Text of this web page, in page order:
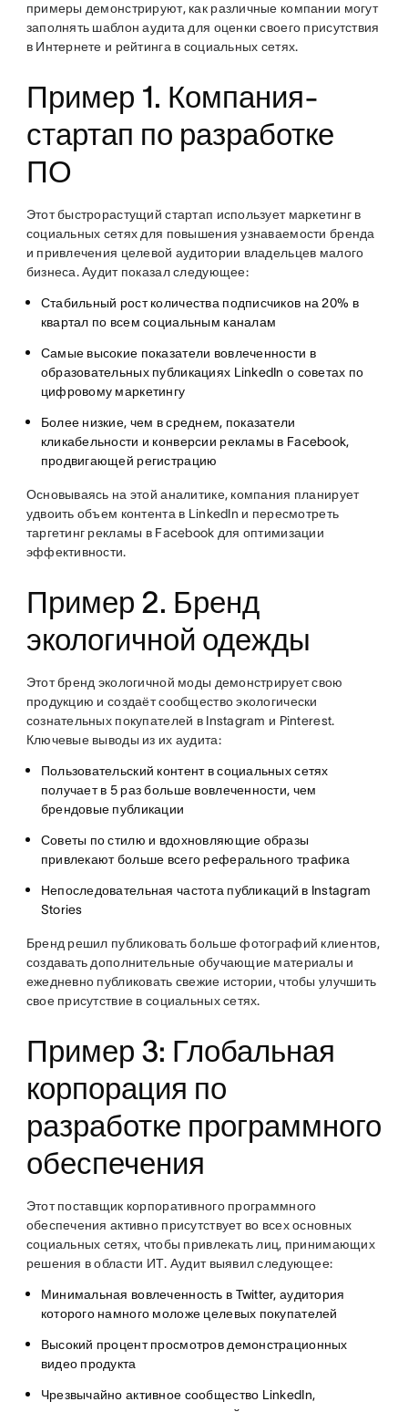
примеры демонстрируют, как различные компании могут
заполнять шаблон аудита для оценки своего присутствия
в Интернете и рейтинга в социальных сетях.
Пример 1. Компания-
стартап по разработке
ПО
Этот быстрорастущий стартап использует маркетинг в
социальных сетях для повышения узнаваемости бренда
и привлечения целевой аудитории владельцев малого
бизнеса. Аудит показал следующее:
Стабильный рост количества подписчиков на 20% в
квартал по всем социальным каналам
Самые высокие показатели вовлеченности в
образовательных публикациях LinkedIn о советах по
цифровому маркетингу
Более низкие, чем в среднем, показатели
кликабельности и конверсии рекламы в Facebook,
продвигающей регистрацию
Основываясь на этой аналитике, компания планирует
удвоить объем контента в LinkedIn и пересмотреть
таргетинг рекламы в Facebook для оптимизации
эффективности.
Пример 2. Бренд
экологичной одежды
Этот бренд экологичной моды демонстрирует свою
продукцию и создаёт сообщество экологически
сознательных покупателей в Instagram и Pinterest.
Ключевые выводы из их аудита:
Пользовательский контент в социальных сетях
получает в 5 раз больше вовлеченности, чем
брендовые публикации
Советы по стилю и вдохновляющие образы
привлекают больше всего реферального трафика
Непоследовательная частота публикаций в Instagram
Stories
Бренд решил публиковать больше фотографий клиентов,
создавать дополнительные обучающие материалы и
ежедневно публиковать свежие истории, чтобы улучшить
свое присутствие в социальных сетях.
Пример 3: Глобальная
корпорация по
разработке программного
обеспечения
Этот поставщик корпоративного программного
обеспечения активно присутствует во всех основных
социальных сетях, чтобы привлекать лиц, принимающих
решения в области ИТ. Аудит выявил следующее:
Минимальная вовлеченность в Twitter, аудитория
которого намного моложе целевых покупателей
Высокий процент просмотров демонстрационных
видео продукта
Чрезвычайно активное сообщество LinkedIn,